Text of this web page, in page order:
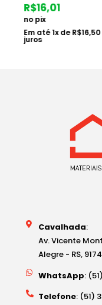
R$16,01
no pix
Em até1x deR$16,50
juros
Cavalhada:
Av. Vicente
Alegre - RS,
WhatsApp:
Telefone: (51)